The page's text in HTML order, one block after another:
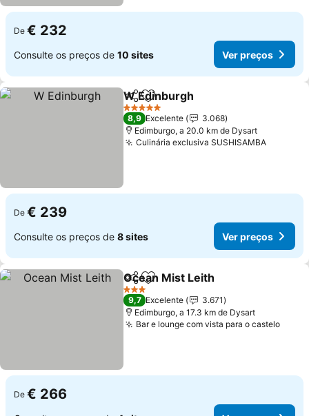
De € 232
Consulte os preços de 10 sites Ver preços
PartilharAdicionar aos favoritos
W Edinburgh
5 Estrelas
8,9 Excelente
3.068
Edimburgo, a 20.0 km de Dysart
Culinária exclusiva SUSHISAMBAVer
De € 239
Consulte os preços de 8 sites Ver preços
PartilharAdicionar aos favoritos
Ocean Mist Leith
3 Estrelas
9,7 Excelente
3.671
Edimburgo, a 17.3 km de Dysart
Bar e lounge com vista para o casteloVer
De € 266